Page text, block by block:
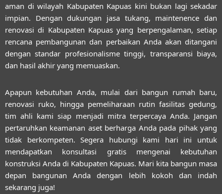
aman di wilayah Kabupaten Kapuas kini bukan lagi sekadar
impian. Dengan dukungan jasa tukang, maintenence dan
renovasi di Kabupaten Kapuas yang berpengalaman, setiap
rencana pembangunan dan perbaikan Anda akan ditangani
dengan standar profesionalisme tinggi, transparansi biaya,
dan hasil akhir yang memuaskan.
Apapun kebutuhan Anda, mulai dari bangun rumah baru,
renovasi ruko, hingga pemeliharaan rutin fasilitas gedung,
tim ahli kami siap menjadi mitra terpercaya Anda. Jangan
pertaruhkan keamanan aset berharga Anda pada pihak yang
tidak berkompeten. Segera hubungi kami hari ini untuk
mendapatkan konsultasi gratis mengenai kebutuhan
konstruksi Anda di Kabupaten Kapuas. Mari kita bangun masa
depan bangunan Anda dengan lebih kokoh dan indah
sekarang juga!